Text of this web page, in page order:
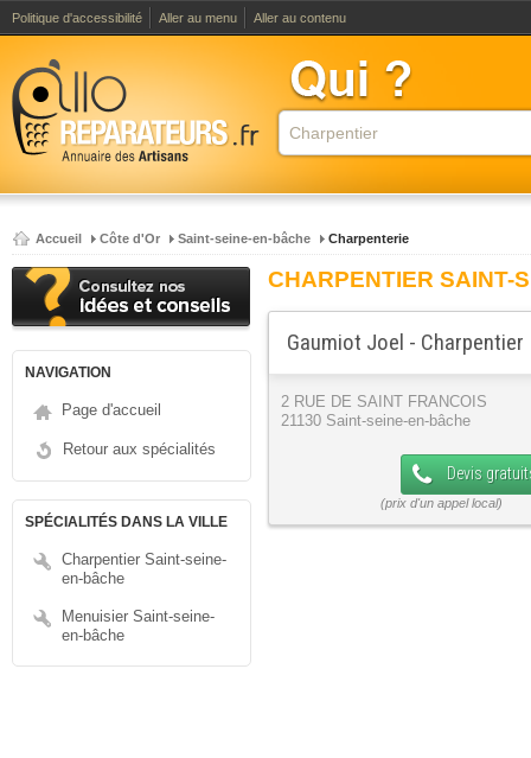
Politique d'accessibilité Aller au menu Aller au contenu
Accueil Côte d'Or Saint-seine-en-bâche Charpenterie
NAVIGATION
Page d'accueil
Retour aux spécialités
SPÉCIALITÉS DANS LA VILLE
Charpentier Saint-seine-
en-bâche
Menuisier Saint-seine-
en-bâche
CHARPENTIER SAINT-
Gaumiot Joel - Charpentier
2 RUE DE SAINT FRANCOIS
21130 Saint-seine-en-bâche
Devis